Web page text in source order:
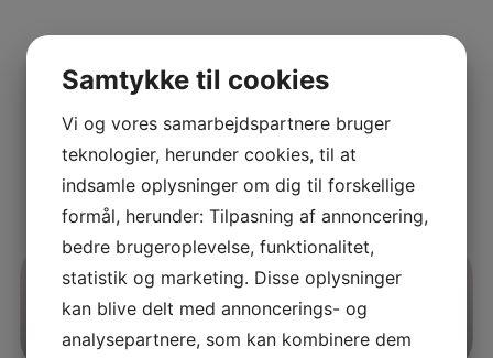
Samtykke til cookies
Vi og vores samarbejdspartnere bruger
teknologier, herunder cookies, til at
indsamle oplysninger om dig til forskellige
formål, herunder: Tilpasning af annoncering,
bedre brugeroplevelse, funktionalitet,
statistik og marketing. Disse oplysninger
kan blive delt med annoncerings- og
analysepartnere, som kan kombinere dem